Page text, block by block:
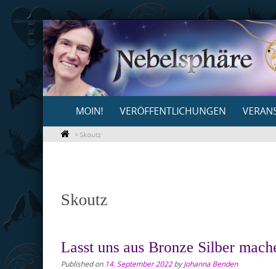
Skip
to
content
content
MOIN! VERÖFFENTLICHUNGEN
> Skoutz
Skoutz
Lasst uns aus Bronze Silber
Published on 14. September 2022byJohanna Benden